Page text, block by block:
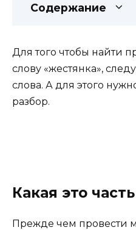
Содержание
Для того чтобы найти
слову «жестянка»,
слова. А для этого
разбор.
Какая это
Прежде чем провести